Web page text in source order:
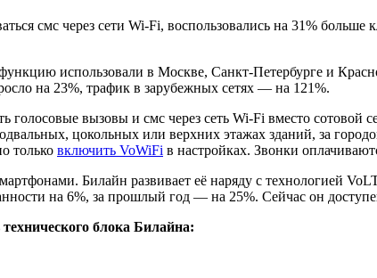
смс через сети Wi-Fi, воспользовались на 31%
использовали в Москве, Санкт-Петербурге и
на 23%, трафик в зарубежных сетях — на 121%.
вызовы и смс через сеть Wi-Fi вместо сотовой
цокольных или верхних этажах зданий, за
только включить VoWiFi в настройках. Звонки
Билайн развивает её наряду с технологией
на 6%, за прошлый год — на 25%. Сейчас он
блока Билайна: